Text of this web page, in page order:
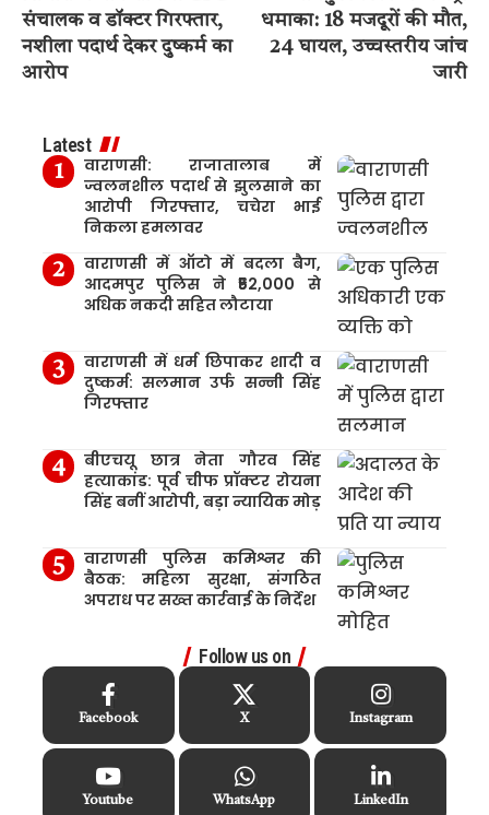
संचालक व डॉक्टर गिरफ्तार,
नशीला पदार्थ देकर दुष्कर्म का
आरोप
धमाका: 18 मजदूरों की मौत,
24 घायल, उच्चस्तरीय जांच
जारी
Latest
वाराणसी: राजातालाब में
ज्वलनशील पदार्थ से झुलसाने का
आरोपी गिरफ्तार, चचेरा भाई
निकला हमलावर
वाराणसी में ऑटो में बदला बैग,
आदमपुर पुलिस ने ₹52,000 से
अधिक नकदी सहित लौटाया
वाराणसी में धर्म छिपाकर शादी व
दुष्कर्म: सलमान उर्फ सन्नी सिंह
गिरफ्तार
बीएचयू छात्र नेता गौरव सिंह
हत्याकांड: पूर्व चीफ प्रॉक्टर रोयना
सिंह बनीं आरोपी, बड़ा न्यायिक मोड़
वाराणसी पुलिस कमिश्नर की
बैठक: महिला सुरक्षा, संगठित
अपराध पर सख्त कार्रवाई के निर्देश
Follow us on
Facebook X Instagram
Youtube WhatsApp LinkedIn